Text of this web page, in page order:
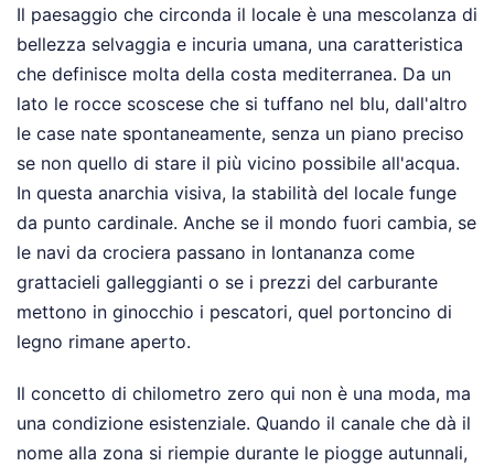
Il paesaggio che circonda il locale è una mescolanza di
bellezza selvaggia e incuria umana, una caratteristica
che definisce molta della costa mediterranea. Da un
lato le rocce scoscese che si tuffano nel blu, dall'altro
le case nate spontaneamente, senza un piano preciso
se non quello di stare il più vicino possibile all'acqua.
In questa anarchia visiva, la stabilità del locale funge
da punto cardinale. Anche se il mondo fuori cambia, se
le navi da crociera passano in lontananza come
grattacieli galleggianti o se i prezzi del carburante
mettono in ginocchio i pescatori, quel portoncino di
legno rimane aperto.
Il concetto di chilometro zero qui non è una moda, ma
una condizione esistenziale. Quando il canale che dà il
nome alla zona si riempie durante le piogge autunnali,